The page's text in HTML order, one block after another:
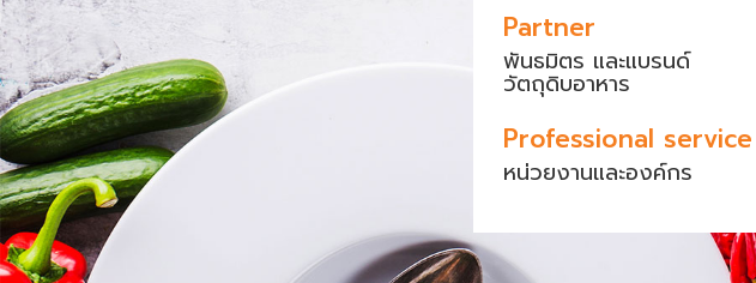
Partner
พันธมิตร และแบรนด์
วัตถุดิบอาหาร
Professional service
หน่วยงานและองค์กร